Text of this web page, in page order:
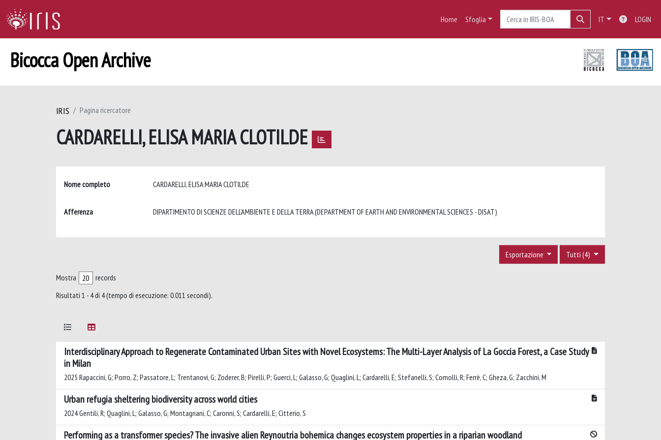
Home Sfoglia IT LOGIN
Bicocca Open Archive
IRIS Pagina ricercatore
CARDARELLI, ELISA MARIA CLOTILDE
Nome completo CARDARELLI, ELISA MARIA CLOTILDE
Afferenza DIPARTIMENTO DI SCIENZE DELL'AMBIENTE E DELLA TERRA (DEPARTMENT OF EARTH AND ENVIRONMENTAL SCIENCES - DISAT)
Tutti (4)
Esportazione
Mostra
records
Risultati 1 - 4 di 4 (tempo di esecuzione: 0.011 secondi).
Interdisciplinary Approach to Regenerate Contaminated Urban Sites with Novel Ecosystems: The Multi-Layer Analysis of La Goccia Forest, a Case Study
in Milan
2025 Rapaccini, G; Porro, Z; Passatore, L; Trentanovi, G; Zoderer, B; Pirelli, P; Guerci, L; Galasso, G; Quaglini, L; Cardarelli, E; Stefanelli, S; Comolli, R; Ferrè, C; Gheza, G; Zacchini, M
Urban refugia sheltering biodiversity across world cities
2024 Gentili, R; Quaglini, L; Galasso, G; Montagnani, C; Caronni, S; Cardarelli, E; Citterio, S
Performing as a transformer species? The invasive alien Reynoutria bohemica changes ecosystem properties in a riparian woodland